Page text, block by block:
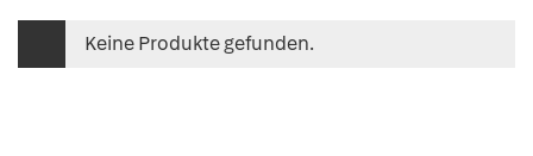
Keine Produkte gefunden.